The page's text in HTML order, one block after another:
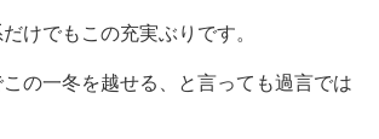
けでもこの充実ぶりです。
の一冬を越せる、と言っても過言では